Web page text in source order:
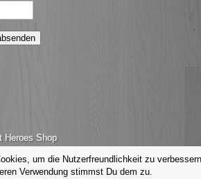
Heroes Shop
Disclaimer
um die Nutzerfreundlichkeit zu
Verwendung stimmst Du dem zu.